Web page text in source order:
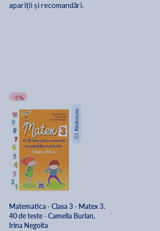
apariții și recomandări.
-5%
Matematica - Clasa 3 - Matex 3.
40 de teste - Camelia Burlan,
Irina Negoita